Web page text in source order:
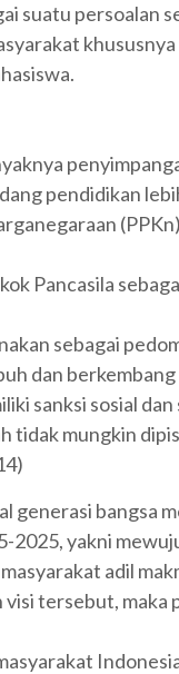
suatu persoalan
pendidikan
Pancasila
sebagai
dan
sanksi sosial
tidak mungkin
generasi bangsa
2025, yakni
adil
tersebut, maka